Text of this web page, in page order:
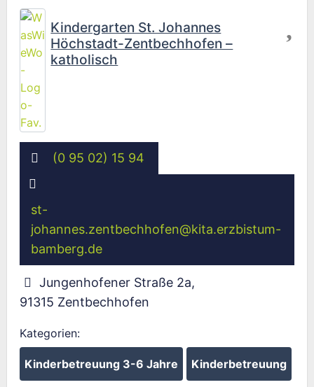
Kindergarten St. Johannes
Höchstadt-Zentbechhofen –
katholisch
(0 95 02) 15 94
st-
johannes.zentbechhofen@kita.erzbistum-
bamberg.de
Jungenhofener Straße 2a,
91315 Zentbechhofen
Kategorien:
Kinderbetreuung 3-6 Jahre Kinderbetreuung